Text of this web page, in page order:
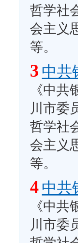
哲学社
会主义
等。
3 中共
《中
川市委
哲学社
会主义
等。
4 中共
《中
川市委